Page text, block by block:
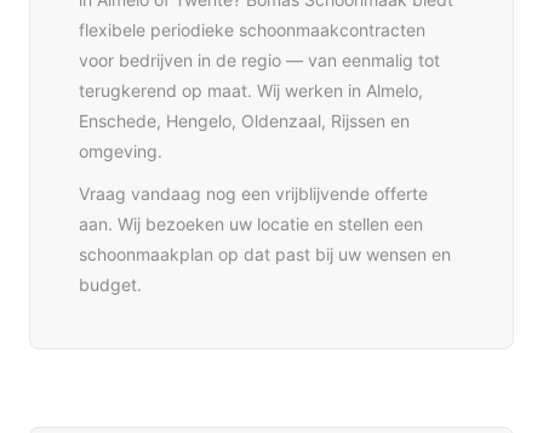
flexibele periodieke schoonmaakcontracten
voor bedrijven in de regio — van eenmalig tot
terugkerend op maat. Wij werken in Almelo,
Enschede, Hengelo, Oldenzaal, Rijssen en
omgeving.
Vraag vandaag nog een vrijblijvende offerte
aan. Wij bezoeken uw locatie en stellen een
schoonmaakplan op dat past bij uw wensen en
budget.